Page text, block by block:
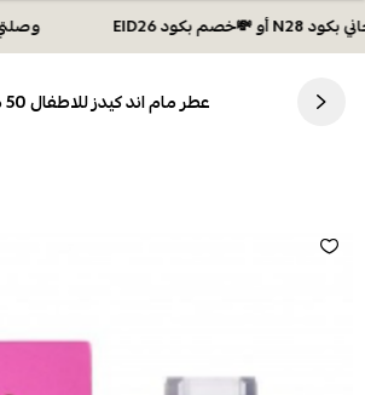
وصلتي 300 ريال؟ اختاري هديتك :🏍 شحن مجاني بكود N28 أو 💸خصم بكود EID26
عطر مام اند كيدز للاطفال 50 مل